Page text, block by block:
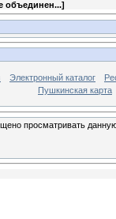
объединен...]
Электронный каталог
Пушкинская карта
просматривать